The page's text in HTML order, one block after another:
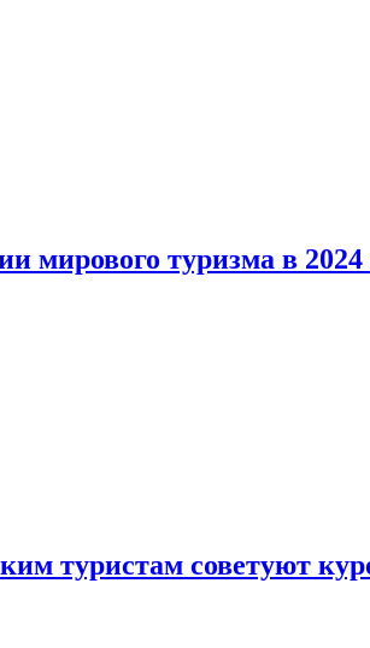
мирового туризма в 2024
туристам советуют